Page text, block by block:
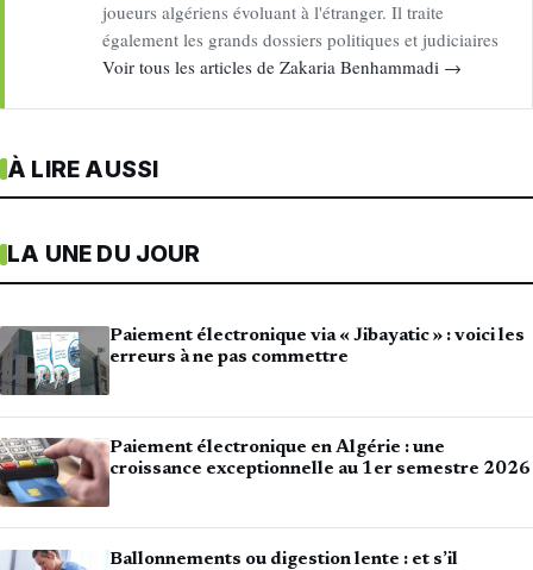
joueurs algériens évoluant à l'étranger. Il traite
également les grands dossiers politiques et judiciaires
Voir tous les articles de Zakaria Benhammadi →
À LIRE AUSSI
LA UNE DU JOUR
Paiement électronique via « Jibayatic » : voici les
erreurs à ne pas commettre
Paiement électronique en Algérie : une
croissance exceptionnelle au 1er semestre 2026
Ballonnements ou digestion lente : et s’il